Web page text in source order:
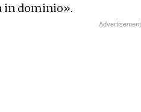
in dominio».